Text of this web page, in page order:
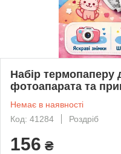
Набір термопаперу
фотоапарата та
Немає в наявності
Код: 41284
Роздріб
156 ₴